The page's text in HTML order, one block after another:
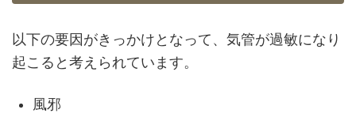
以下の要因がきっかけとなって、気管が過敏になり
起こると考えられています。
風邪